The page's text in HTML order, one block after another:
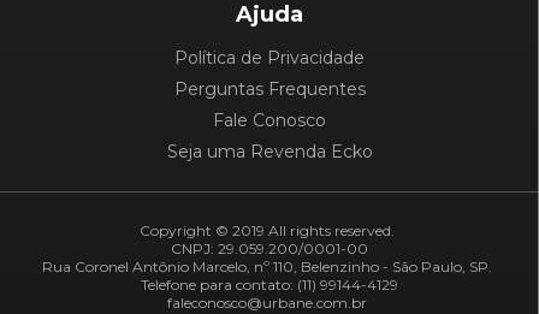
Ajuda
Política de Privacidade
Perguntas Frequentes
Fale Conosco
Seja uma Revenda Ecko
Copyright © 2019 All rights reserved.
CNPJ: 29.059.200/0001-00
Rua Coronel Antônio Marcelo, nº 110, Belenzinho - São Paulo, SP.
Telefone para contato: (11) 99144-4129
faleconosco@urbane.com.br